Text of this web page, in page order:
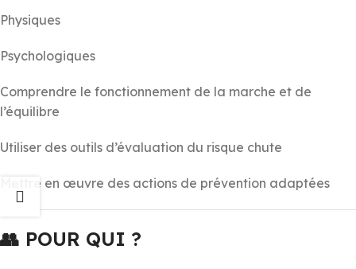
Physiques
Psychologiques
Comprendre le fonctionnement de la marche et de
l’équilibre
Utiliser des outils d’évaluation du risque chute
Mettre en œuvre des actions de prévention adaptées
👥 POUR QUI ?